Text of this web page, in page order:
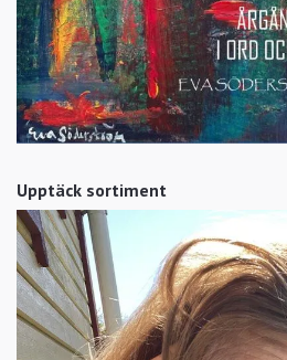
Upptäck sortiment